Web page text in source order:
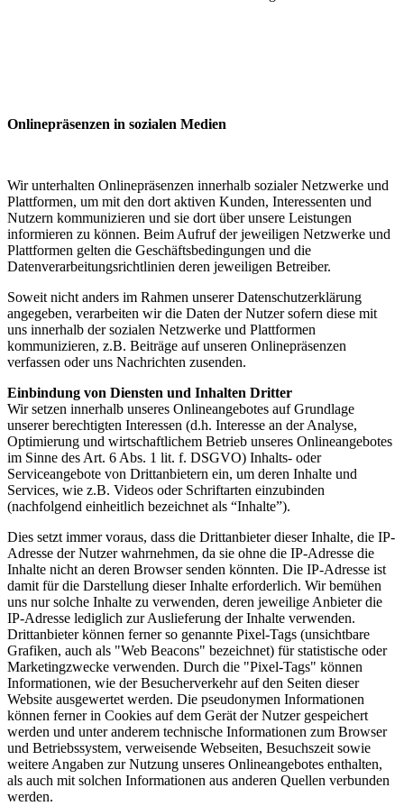
Onlinepräsenzen in sozialen Medien
Wir unterhalten Onlinepräsenzen innerhalb sozialer Netzwerke und
Plattformen, um mit den dort aktiven Kunden, Interessenten und
Nutzern kommunizieren und sie dort über unsere Leistungen
informieren zu können. Beim Aufruf der jeweiligen Netzwerke und
Plattformen gelten die Geschäftsbedingungen und die
Datenverarbeitungsrichtlinien deren jeweiligen Betreiber.
Soweit nicht anders im Rahmen unserer Datenschutzerklärung
angegeben, verarbeiten wir die Daten der Nutzer sofern diese mit
uns innerhalb der sozialen Netzwerke und Plattformen
kommunizieren, z.B. Beiträge auf unseren Onlinepräsenzen
verfassen oder uns Nachrichten zusenden.
Einbindung von Diensten und Inhalten Dritter
Wir setzen innerhalb unseres Onlineangebotes auf Grundlage
unserer berechtigten Interessen (d.h. Interesse an der Analyse,
Optimierung und wirtschaftlichem Betrieb unseres Onlineangebotes
im Sinne des Art. 6 Abs. 1 lit. f. DSGVO) Inhalts- oder
Serviceangebote von Drittanbietern ein, um deren Inhalte und
Services, wie z.B. Videos oder Schriftarten einzubinden
(nachfolgend einheitlich bezeichnet als “Inhalte”).
Dies setzt immer voraus, dass die Drittanbieter dieser Inhalte, die IP-
Adresse der Nutzer wahrnehmen, da sie ohne die IP-Adresse die
Inhalte nicht an deren Browser senden könnten. Die IP-Adresse ist
damit für die Darstellung dieser Inhalte erforderlich. Wir bemühen
uns nur solche Inhalte zu verwenden, deren jeweilige Anbieter die
IP-Adresse lediglich zur Auslieferung der Inhalte verwenden.
Drittanbieter können ferner so genannte Pixel-Tags (unsichtbare
Grafiken, auch als "Web Beacons" bezeichnet) für statistische oder
Marketingzwecke verwenden. Durch die "Pixel-Tags" können
Informationen, wie der Besucherverkehr auf den Seiten dieser
Website ausgewertet werden. Die pseudonymen Informationen
können ferner in Cookies auf dem Gerät der Nutzer gespeichert
werden und unter anderem technische Informationen zum Browser
und Betriebssystem, verweisende Webseiten, Besuchszeit sowie
weitere Angaben zur Nutzung unseres Onlineangebotes enthalten,
als auch mit solchen Informationen aus anderen Quellen verbunden
werden.